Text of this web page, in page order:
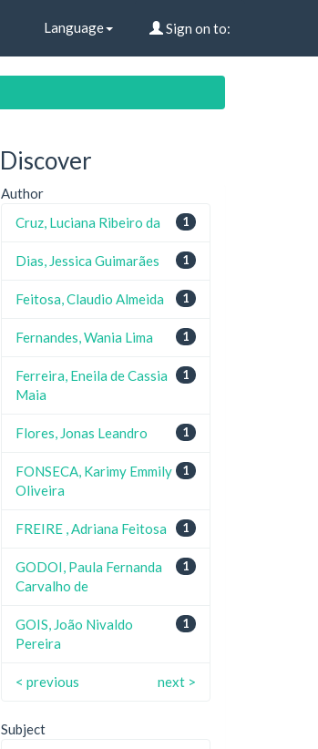
Language Sign on to:
Discover
Author
1
Cruz, Luciana Ribeiro da
1
Dias, Jessica Guimarães
1
Feitosa, Claudio Almeida
1
Fernandes, Wania Lima
1
Ferreira, Eneila de Cassia
Maia
1
Flores, Jonas Leandro
1
FONSECA, Karimy Emmily
Oliveira
1
FREIRE , Adriana Feitosa
1
GODOI, Paula Fernanda
Carvalho de
1
GOIS, João Nivaldo
Pereira
< previous next >
Subject